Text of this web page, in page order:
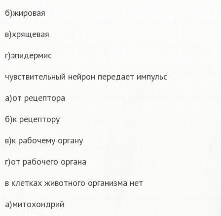
б)жировая
в)хрящевая
г)эпидермис
чувствительный нейрон передает импульс
а)от рецептора
б)к рецептору
в)к рабочему органу
г)от рабочего органа
в клетках животного организма нет
а)митохондрий